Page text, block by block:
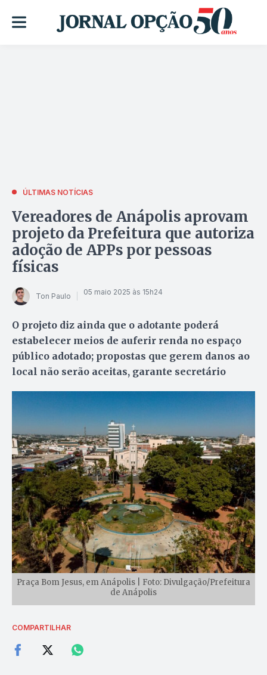
ÚLTIMAS NOTÍCIAS
Vereadores de Anápolis aprovam
projeto da Prefeitura que autoriza
adoção de APPs por pessoas
físicas
Ton Paulo 05 maio 2025 às 15h24
O projeto diz ainda que o adotante poderá
estabelecer meios de auferir renda no espaço
público adotado; propostas que gerem danos ao
local não serão aceitas, garante secretário
Praça Bom Jesus, em Anápolis | Foto: Divulgação/Prefeitura
de Anápolis
COMPARTILHAR